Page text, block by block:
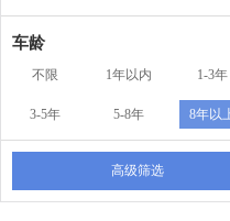
车龄
不限 1年以内 1-3年
3-5年 5-8年 8年以
高级筛选